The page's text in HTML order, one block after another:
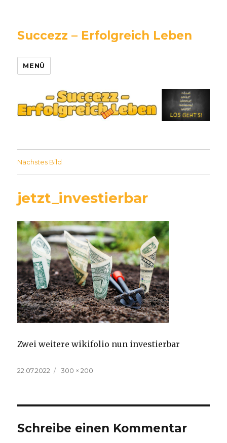
Succezz – Erfolgreich Leben
MENÜ
Nächstes Bild
jetzt_investierbar
Zwei weitere wikifolio nun investierbar
Veröffentlicht
22.07.2022
Volle
300 × 200
Schreibe einen Kommentar